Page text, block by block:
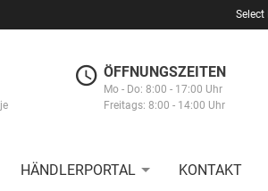
Select
ÖFFNUNGSZEITEN
Mo - Do: 8:00 - 17:00 Uhr
Freitags: 8:00 - 14:00 Uhr
HÄNDLERPORTAL KONTAKT